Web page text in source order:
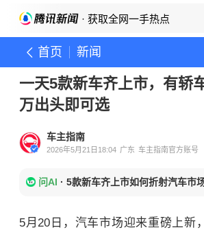
· 获取全网一手热点
首页 新闻
一天5款新车齐上市，有轿
万出头即可选
车主指南
2026年5月21日18:04 广东 车主指南官方账号
问AI · 5款新车齐上市如何折射汽车市
5月20日，汽车市场迎来重磅上新